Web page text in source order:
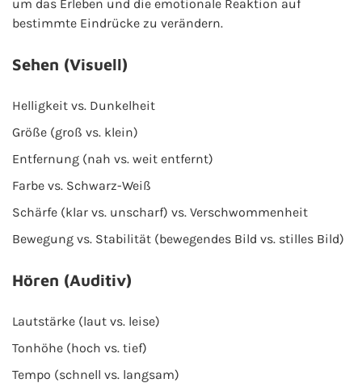
um das Erleben und die emotionale Reaktion auf
bestimmte Eindrücke zu verändern.
Sehen (Visuell)
Helligkeit vs. Dunkelheit
Größe (groß vs. klein)
Entfernung (nah vs. weit entfernt)
Farbe vs. Schwarz-Weiß
Schärfe (klar vs. unscharf) vs. Verschwommenheit
Bewegung vs. Stabilität (bewegendes Bild vs. stilles Bild)
Hören (Auditiv)
Lautstärke (laut vs. leise)
Tonhöhe (hoch vs. tief)
Tempo (schnell vs. langsam)